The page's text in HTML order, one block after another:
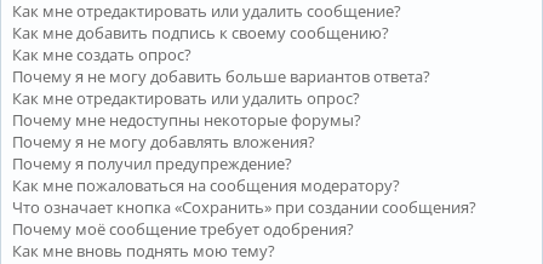
Как мне отредактировать или удалить сообщение?
Как мне добавить подпись к своему сообщению?
Как мне создать опрос?
Почему я не могу добавить больше вариантов ответа?
Как мне отредактировать или удалить опрос?
Почему мне недоступны некоторые форумы?
Почему я не могу добавлять вложения?
Почему я получил предупреждение?
Как мне пожаловаться на сообщения модератору?
Что означает кнопка «Сохранить» при создании сообщения?
Почему моё сообщение требует одобрения?
Как мне вновь поднять мою тему?